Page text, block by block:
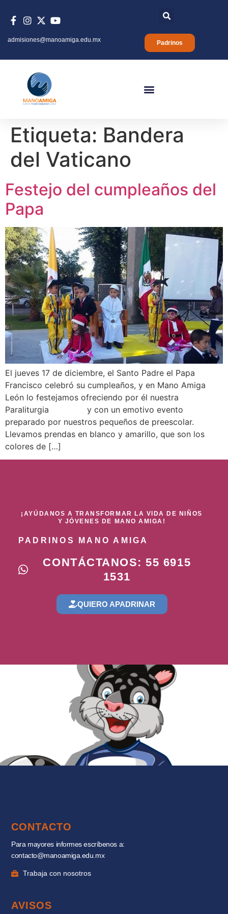
Padrinos
admisiones@manoamiga.edu.mx
Etiqueta: Bandera
del Vaticano
Festejo del cumpleaños del
Papa
El jueves 17 de diciembre, el Santo Padre el Papa
Francisco celebró su cumpleaños, y en Mano Amiga
León lo festejamos ofreciendo por él nuestra
Paraliturgia y con un emotivo evento
preparado por nuestros pequeños de preescolar.
Llevamos prendas en blanco y amarillo, que son los
colores de […]
¡AYÚDANOS A TRANSFORMAR LA VIDA DE NIÑOS
Y JÓVENES DE MANO AMIGA!
PADRINOS MANO AMIGA
CONTÁCTANOS: 55 6915
1531
QUIERO APADRINAR
CONTACTO
Para mayores informes escríbenos a:
contacto@manoamiga.edu.mx
Trabaja con nosotros
AVISOS